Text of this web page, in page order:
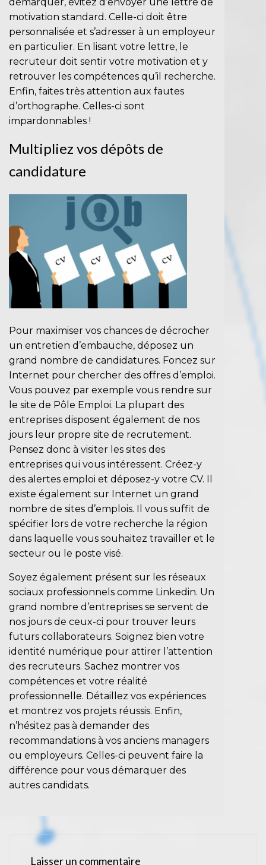
démarquer, évitez d’envoyer une lettre de
motivation standard. Celle-ci doit être
personnalisée et s’adresser à un employeur
en particulier. En lisant votre lettre, le
recruteur doit sentir votre motivation et y
retrouver les compétences qu’il recherche.
Enfin, faites très attention aux fautes
d’orthographe. Celles-ci sont
impardonnables !
Multipliez vos dépôts de
candidature
Pour maximiser vos chances de décrocher
un entretien d’embauche, déposez un
grand nombre de candidatures. Foncez sur
Internet pour chercher des offres d’emploi.
Vous pouvez par exemple vous rendre sur
le site de Pôle Emploi. La plupart des
entreprises disposent également de nos
jours leur propre site de recrutement.
Pensez donc à visiter les sites des
entreprises qui vous intéressent. Créez-y
des alertes emploi et déposez-y votre CV. Il
existe également sur Internet un grand
nombre de sites d’emplois. Il vous suffit de
spécifier lors de votre recherche la région
dans laquelle vous souhaitez travailler et le
secteur ou le poste visé.
Soyez également présent sur les réseaux
sociaux professionnels comme Linkedin. Un
grand nombre d’entreprises se servent de
nos jours de ceux-ci pour trouver leurs
futurs collaborateurs. Soignez bien votre
identité numérique pour attirer l’attention
des recruteurs. Sachez montrer vos
compétences et votre réalité
professionnelle. Détaillez vos expériences
et montrez vos projets réussis. Enfin,
n’hésitez pas à demander des
recommandations à vos anciens managers
ou employeurs. Celles-ci peuvent faire la
différence pour vous démarquer des
autres candidats.
Laisser un commentaire